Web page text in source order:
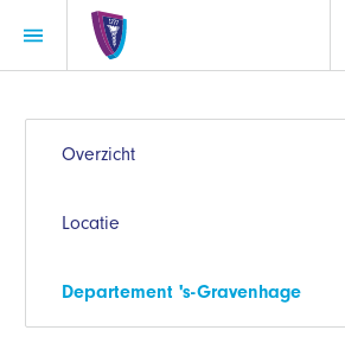
Overzicht
Locatie
Departement 's-Gravenhage